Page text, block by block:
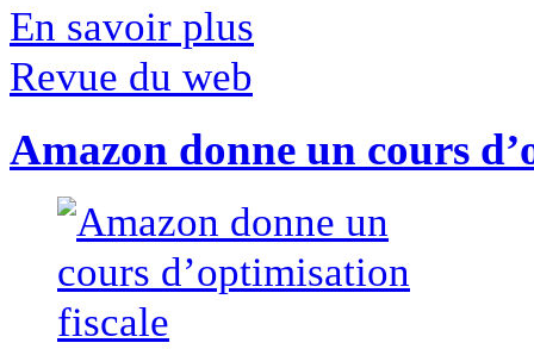
En savoir plus
Revue du web
Amazon donne un cours